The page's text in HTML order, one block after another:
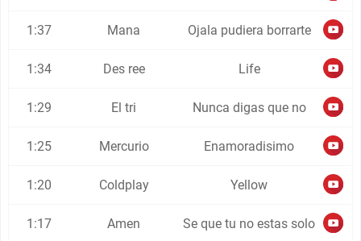
1:37 Mana Ojala pudiera borrarte
1:34 Des ree Life
1:29 El tri Nunca digas que no
1:25 Mercurio Enamoradisimo
1:20 Coldplay Yellow
1:17 Amen Se que tu no estas solo